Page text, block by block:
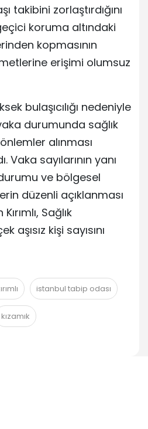
takibini zorlaştırdığını
koruma altındaki
kopmasının
erişimi olumsuz
bulaşıcılığı nedeniyle
durumunda sağlık
alınması
Vaka sayılarının yanı
ve bölgesel
düzenli açıklanması
Sağlık
aşısız kişi sayısını
istanbul tabip odası
kızamık